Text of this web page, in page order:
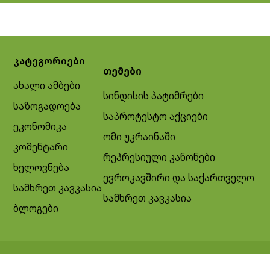
კატეგორიები
ახალი ამბები
საზოგადოება
ეკონომიკა
კომენტარი
ხელოვნება
სამხრეთ კავკასია
ბლოგები
თემები
სინდისის პატიმრები
საპროტესტო აქციები
ომი უკრაინაში
რეპრესიული კანონები
ევროკავშირი და საქართველო
სამხრეთ კავკასია